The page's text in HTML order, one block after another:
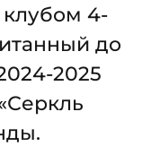
4-
до
2025